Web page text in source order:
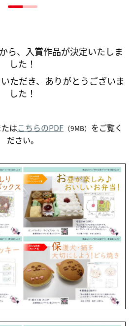
ら、入賞作品が決定いたしま
した！
ただき、ありがとうございま
した！
はこちらのPDF （9MB） をご覧く
ださい。